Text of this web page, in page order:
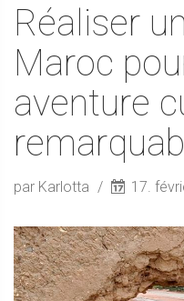
Réaliser
Maroc
aventure
par Karlotta 17.